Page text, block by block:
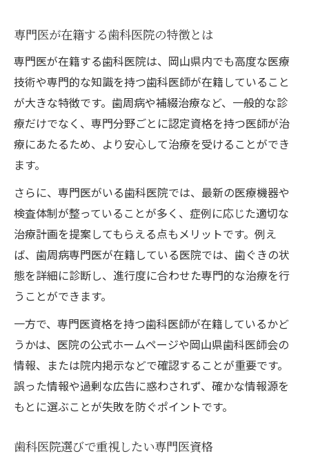
歯科医院の安全性を判断するチェック項目
評判の悪い歯科医院を避けるポイント
歯科医院の評判や口コミをどう活用するか
歯科医院の口コミを正しく読み解く方法
ネット上の歯科医院評判の信憑性の見極め
ランキング情報と実際の歯科医院の違い
信頼できる歯科医院口コミの選び方
専門医による歯周病治療のポイント解説
歯周病専門医がいる歯科医院の強み
歯科医院で受ける歯周病治療の流れ
専門医による歯周病治療の効果と安心感
歯科医院選びで歯周病治療を重視する理由
歯周病専門医が推奨するセルフケア方法
補綴歯科で重視すべき専門性と安全性
補綴歯科専門医がいる歯科医院の特徴
歯科医院で実現する安心の補綴治療
専門医による補綴歯科の最新技術解説
専門医が在籍する歯科医院の特徴とは
専門医が在籍する歯科医院は、岡山県内でも高度な医療
技術や専門的な知識を持つ歯科医師が在籍していること
が大きな特徴です。歯周病や補綴治療など、一般的な診
療だけでなく、専門分野ごとに認定資格を持つ医師が治
療にあたるため、より安心して治療を受けることができ
ます。
さらに、専門医がいる歯科医院では、最新の医療機器や
検査体制が整っていることが多く、症例に応じた適切な
治療計画を提案してもらえる点もメリットです。例え
ば、歯周病専門医が在籍している医院では、歯ぐきの状
態を詳細に診断し、進行度に合わせた専門的な治療を行
うことができます。
一方で、専門医資格を持つ歯科医師が在籍しているかど
うかは、医院の公式ホームページや岡山県歯科医師会の
情報、または院内掲示などで確認することが重要です。
誤った情報や過剰な広告に惑わされず、確かな情報源を
もとに選ぶことが失敗を防ぐポイントです。
歯科医院選びで重視したい専門医資格